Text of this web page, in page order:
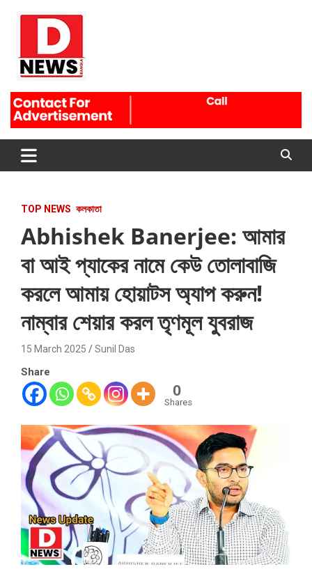
Dnews
#Medinipur24X7News
TOP NEWS কলকাতা
Abhishek Banerjee: আমার
বা আই প্যাকের নামে কেউ তোলাবাজি
করলে আমায় হোয়াটস অ্যাপ করুন!
নাম্বার শেয়ার করল তৃণমূল যুবরাজ
15 March 2025 Sunil Das
Share
0
Shares